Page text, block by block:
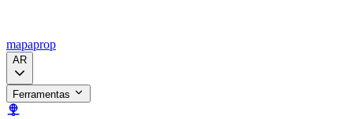
mapaprop
AR
Ferramentas